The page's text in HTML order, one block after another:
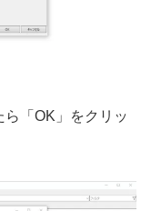
「OK」をクリッ